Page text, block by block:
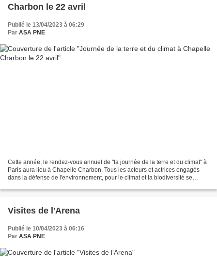
Charbon le 22 avril
Publié le 13/04/2023 à 06:29
Par ASA PNE
Cette année, le rendez-vous annuel de "la journée de la terre et du climat" à
Paris aura lieu à Chapelle Charbon. Tous les acteurs et actrices engagés
dans la défense de l'environnement, pour le climat et la biodiversité se
Visites de l'Arena
Publié le 10/04/2023 à 06:16
Par ASA PNE